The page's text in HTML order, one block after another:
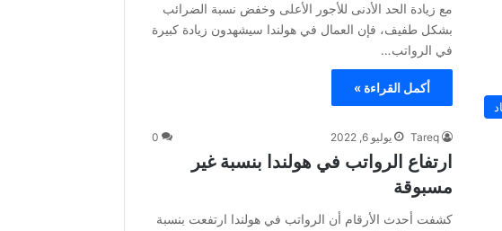
مع زيادة الحد الأدنى للأجور الأعلى وخفض نسبة الضرائب
بشكل طفيف، فإن العمال في هولندا سيشهدون زيادة كبيرة
في الرواتب…
أكمل القراءة »
Tareq يوليو 6, 2022 0
ارتفاع الرواتب في هولندا بنسبة غير
مسبوقة
كشفت أحدث الأرقام أن الرواتب في هولندا ارتفعت بنسبة